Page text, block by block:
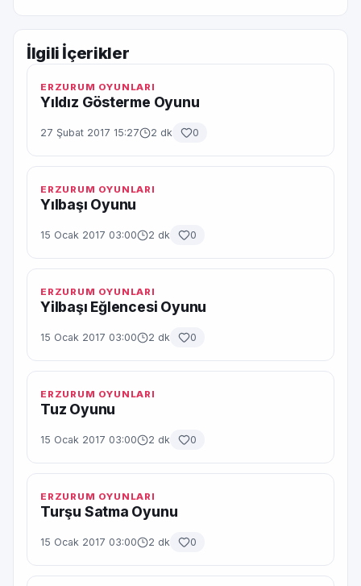
İlgili İçerikler
ERZURUM OYUNLARI
Yıldız Gösterme Oyunu
27 Şubat 2017 15:27 2 dk 0
ERZURUM OYUNLARI
Yılbaşı Oyunu
15 Ocak 2017 03:00 2 dk 0
ERZURUM OYUNLARI
Yilbaşı Eğlencesi Oyunu
15 Ocak 2017 03:00 2 dk 0
ERZURUM OYUNLARI
Tuz Oyunu
15 Ocak 2017 03:00 2 dk 0
ERZURUM OYUNLARI
Turşu Satma Oyunu
15 Ocak 2017 03:00 2 dk 0